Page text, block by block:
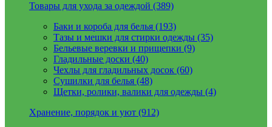
Товары для ухода за одеждой (389)
Баки и короба для белья (193)
Тазы и мешки для стирки одежды (35)
Бельевые веревки и прищепки (9)
Гладильные доски (40)
Чехлы для гладильных досок (60)
Сушилки для белья (48)
Щетки, ролики, валики для одежды (4)
Хранение, порядок и уют (912)